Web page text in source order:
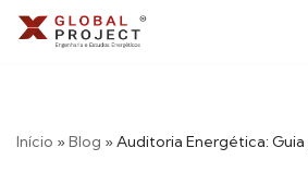
conteúdo
Início » Blog » Auditoria Energética: Guia